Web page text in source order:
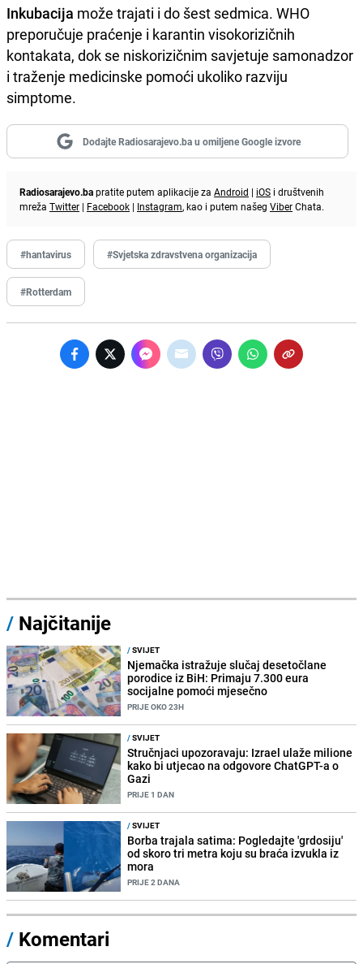
Inkubacija može trajati i do šest sedmica. WHO
preporučuje praćenje i karantin visokorizičnih
kontakata, dok se niskorizičnim savjetuje samonadzor
i traženje medicinske pomoći ukoliko razviju
simptome.
Dodajte Radiosarajevo.ba u omiljene Google izvore
Radiosarajevo.bapratite putem aplikacije za Android | iOS i društvenih
mreža Twitter | Facebook | Instagram, kao i putem našeg ViberChata.
#hantavirus #Svjetska zdravstvena organizacija
#Rotterdam
/ Najčitanije
/SVIJET
Njemačka istražuje slučaj desetočlane
porodice iz BiH: Primaju 7.300 eura
socijalne pomoći mjesečno
PRIJE OKO 23H
/SVIJET
Stručnjaci upozoravaju: Izrael ulaže milione
kako bi utjecao na odgovore ChatGPT-a o
Gazi
PRIJE 1 DAN
/SVIJET
Borba trajala satima: Pogledajte 'grdosiju'
od skoro tri metra koju su braća izvukla iz
mora
PRIJE 2 DANA
/ Komentari